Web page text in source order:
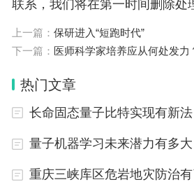
种的前沿性问题与共性难题，打
领域高水平基础研究和交叉研究
联系，我们将在第一时间删除处
上一篇： 保研进入“短跑时代”
下一篇： 医师科学家培养应从何处发力
热门文章
长命固态量子比特实现有新法
量子机器学习未来潜力有多大
重庆三峡库区危岩地灾防治有